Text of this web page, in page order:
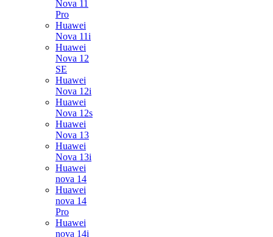
Nova 11
Pro
Huawei
Nova 11i
Huawei
Nova 12
SE
Huawei
Nova 12i
Huawei
Nova 12s
Huawei
Nova 13
Huawei
Nova 13i
Huawei
nova 14
Huawei
nova 14
Pro
Huawei
nova 14i